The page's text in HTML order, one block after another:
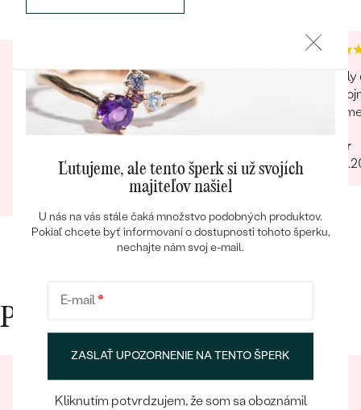
Bestsellery
Veľká spokojnosť! Ďakujem za milý pozdrav a
drobnosť "len tak pre radosť" ;)
prehľadnosť a rýchlosť balenie hodné
Zobraziť celú recenziu
Peter
Prečo nakupovať v Eppi
Ľutujeme, ale tento šperk si už svojích
majiteľov našiel
U nás na vás stále čaká množstvo podobných produktov.
Pokiaľ chcete byť informovaní o dostupnosti tohoto šperku,
nechajte nám svoj e-mail.
E-mail*
ZASLAŤ UPOZORNENIE NA TENTO ŠPERK
Kliknutím potvrdzujem, že som sa oboznámil